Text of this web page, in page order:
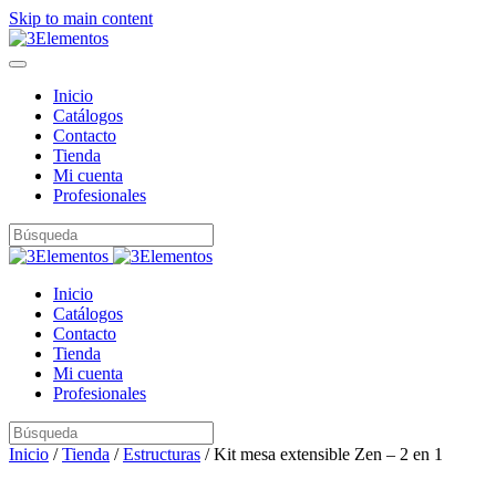
Skip to main content
Inicio
Catálogos
Contacto
Tienda
Mi cuenta
Profesionales
Inicio
Catálogos
Contacto
Tienda
Mi cuenta
Profesionales
Inicio /Tienda /Estructuras / Kit mesa extensible Zen – 2 en 1